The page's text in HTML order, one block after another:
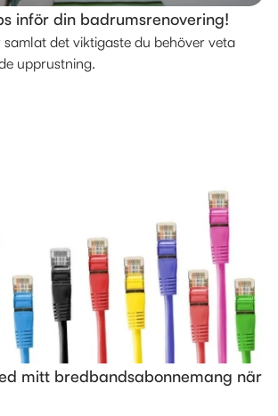
inför din badrumsrenovering!
det viktigaste du behöver veta
upprustning.
mitt bredbandsabonnemang när